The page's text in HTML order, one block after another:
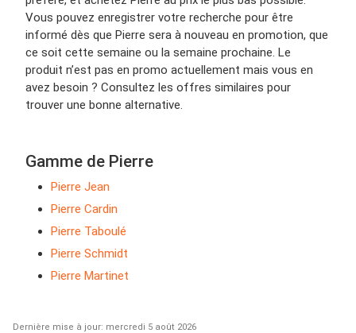
Vous pouvez enregistrer votre recherche pour être
informé dès que Pierre sera à nouveau en promotion, que
ce soit cette semaine ou la semaine prochaine. Le
produit n’est pas en promo actuellement mais vous en
avez besoin ? Consultez les offres similaires pour
trouver une bonne alternative.
Gamme de Pierre
Pierre Jean
Pierre Cardin
Pierre Taboulé
Pierre Schmidt
Pierre Martinet
Dernière mise à jour: mercredi 5 août 2026